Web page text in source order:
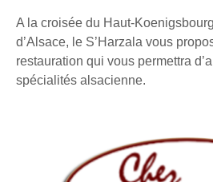
A la croisée du Haut-
d’Alsace, le S’Harzala vous
restauration qui vous permettra
spécialités alsacienne.